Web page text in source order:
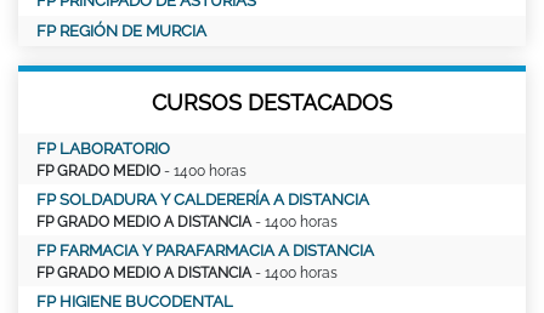
FP REGIÓN DE MURCIA
CURSOS DESTACADOS
FP LABORATORIO
FP GRADO MEDIO - 1400 horas
FP SOLDADURA Y CALDERERÍA A DISTANCIA
FP GRADO MEDIO A DISTANCIA - 1400 horas
FP FARMACIA Y PARAFARMACIA A DISTANCIA
FP GRADO MEDIO A DISTANCIA - 1400 horas
FP HIGIENE BUCODENTAL